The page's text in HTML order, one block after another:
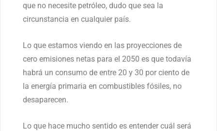
que no necesite petróleo, dudo que sea la
circunstancia en cualquier país.
Lo que estamos viendo en las proyecciones de
cero emisiones netas para el 2050 es que todavía
habrá un consumo de entre 20 y 30 por ciento de
la energía primaria en combustibles fósiles, no
desaparecen.
Lo que hace mucho sentido es entender cuál será